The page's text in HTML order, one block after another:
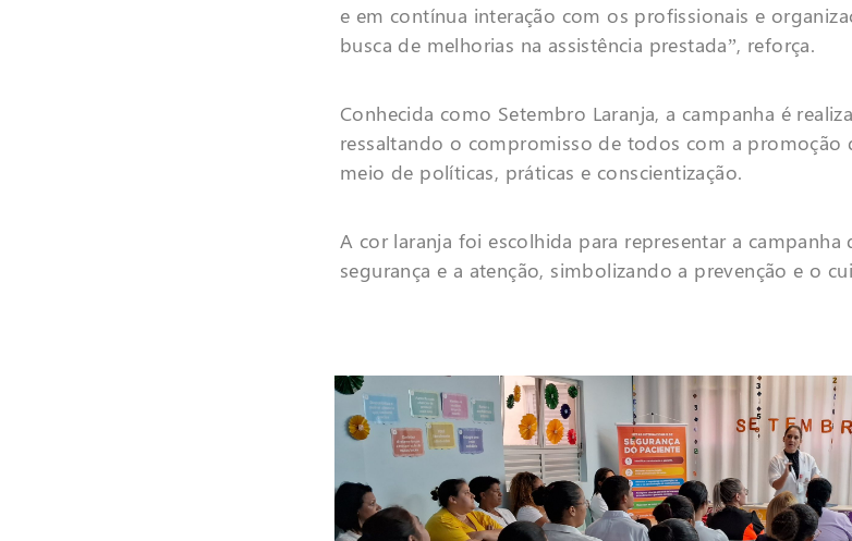
e em contínua interação com os profissionais e
busca de melhorias na assistência prestada”, reforça.
Conhecida como Setembro Laranja, a campanha é
ressaltando o compromisso de todos com a promoção
meio de políticas, práticas e conscientização.
A cor laranja foi escolhida para representar a campanha
segurança e a atenção, simbolizando a prevenção e o